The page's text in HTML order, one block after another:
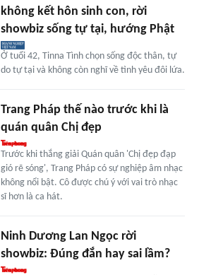
không kết hôn sinh con, rời
showbiz sống tự tại, hướng Phật
Ở tuổi 42, Tinna Tình chọn sống độc thân, tự
do tự tại và không còn nghĩ về tình yêu đôi lứa.
Trang Pháp thế nào trước khi là
quán quân Chị đẹp
Trước khi thắng giải Quán quân 'Chị đẹp đạp
gió rẽ sóng', Trang Pháp có sự nghiệp âm nhạc
không nổi bật. Cô được chú ý với vai trò nhạc
sĩ hơn là ca hát.
Ninh Dương Lan Ngọc rời
showbiz: Đúng đắn hay sai lầm?